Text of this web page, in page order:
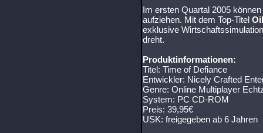
Im ersten Quartal 2005
aufziehen. Mit dem Top-Titel
exklusive
dreht.
Produktinformationen:
Titel: Time of Defiance
Entwickler: Nicely Crafted
Genre: Online Multiplayer
System: PC CD-ROM
Preis: 39,95€
USK: freigegeben ab 6 Jahren